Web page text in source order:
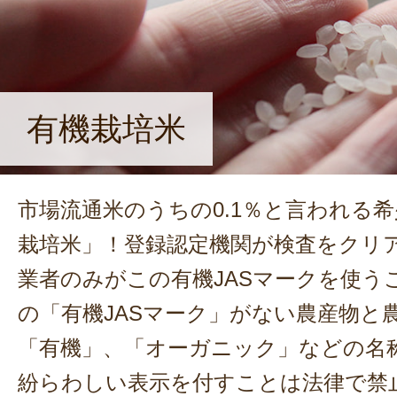
有機栽培米
市場流通米のうちの0.1％と言われる
栽培米」！登録認定機関が検査をクリ
業者のみがこの有機JASマークを使う
の「有機JASマーク」がない農産物と
「有機」、「オーガニック」などの
紛らわしい表示を付すことは法律で